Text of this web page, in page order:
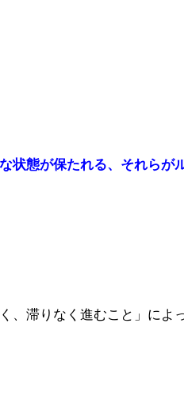
状態が保たれる、それらが
、滞りなく進むこと」によ